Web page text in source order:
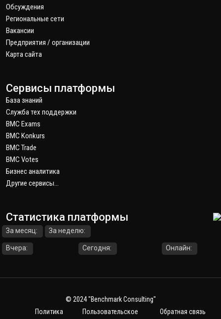
Обсуждения
Региональные сети
Вакансии
Предприятия / организации
Карта сайта
Сервисы платформы
База знаний
Служба тех поддержки
BMC Exams
BMC Konkurs
BMC Trade
BMC Votes
Бизнес аналитика
Другие сервисы...
Статистика платформы
За месяц: За неделю:
Вчера: Сегодня: Онлайн:
© 2024"Benchmark Consulting"
Политика
Пользовательское Обратная связь